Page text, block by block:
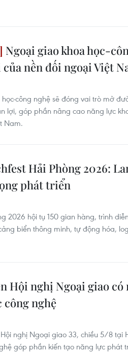
Ngoại giao khoa học-
nền đối ngoại Việt
công nghệ sẽ đóng vai trò mở
lợi, góp phần nâng cao năng lực
Nam.
Hải Phòng 2026:
phát triển
2026 hội tụ 150 gian hàng, trình
biển thông minh, tự động hóa,
Hội nghị Ngoại giao
công nghệ
nghị Ngoại giao 33, chiều 5/8 tại
góp phần kiến tạo năng lực phát